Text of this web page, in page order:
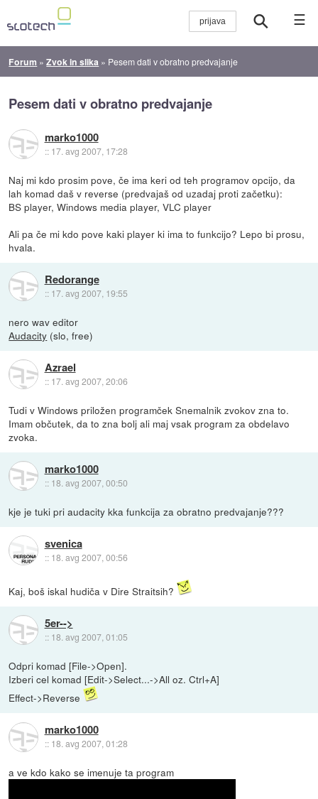
☰
Forum »Zvok in slika » Pesem dati v obratno predvajanje
Pesem dati v obratno predvajanje
marko1000
:: 17. avg 2007, 17:28
Naj mi kdo prosim pove, če ima keri od teh programov opcijo, da
lah komad daš v reverse (predvajaš od uzadaj proti začetku):
BS player, Windows media player, VLC player
Ali pa če mi kdo pove kaki player ki ima to funkcijo? Lepo bi prosu,
hvala.
Redorange
:: 17. avg 2007, 19:55
nero wav editor
Audacity (slo, free)
Azrael
:: 17. avg 2007, 20:06
Tudi v Windows priložen programček Snemalnik zvokov zna to.
Imam občutek, da to zna bolj ali maj vsak program za obdelavo
zvoka.
marko1000
:: 18. avg 2007, 00:50
kje je tuki pri audacity kka funkcija za obratno predvajanje???
svenica
:: 18. avg 2007, 00:56
Kaj, boš iskal hudiča v Dire Straitsih?
5er-->
:: 18. avg 2007, 01:05
Odpri komad [File->Open].
Izberi cel komad [Edit->Select...->All oz. Ctrl+A]
Effect->Reverse
marko1000
:: 18. avg 2007, 01:28
a ve kdo kako se imenuje ta program